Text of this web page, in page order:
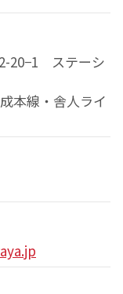
20−1 ステーシ
本線・ 舎人ライ